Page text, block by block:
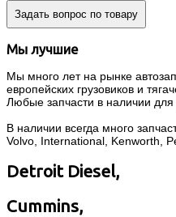
Задать вопрос по товару
Мы лучшие
Мы много лет на рынке
европейских грузовиков и
Любые запчасти в наличии для
В наличии всегда много
Volvo, International, Kenworth,
Detroit Diesel,
Cummins,